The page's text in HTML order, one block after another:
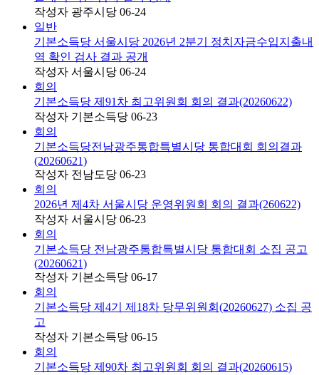
작성자 광주시당 06-24
일반
기본소득당 서울시당 2026년 2분기 정치자금수입지출내
역 확인 검사 결과 공개
작성자 서울시당 06-24
회의
기본소득당 제91차 최고위원회 회의 결과(20260622)
작성자 기본소득당 06-23
회의
기본소득당전남광주통합특별시당 통합대회 회의결과
(20260621)
작성자 전남도당 06-23
회의
2026년 제4차 서울시당 운영위원회 회의 결과(260622)
작성자 서울시당 06-23
회의
기본소득당 전남광주통합특별시당 통합대회 소집 공고
(20260621)
작성자 기본소득당 06-17
회의
기본소득당 제4기 제18차 당무위원회(20260627) 소집 공
고
작성자 기본소득당 06-15
회의
기본소득당 제90차 최고위원회 회의 결과(20260615)